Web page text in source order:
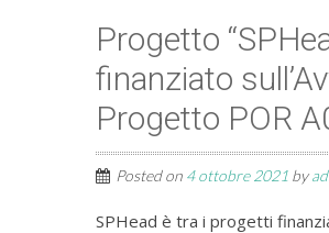
Progetto
finanziato
Progetto POR
Posted on 4 ottobre 2021 by
SPHead è tra i progetti